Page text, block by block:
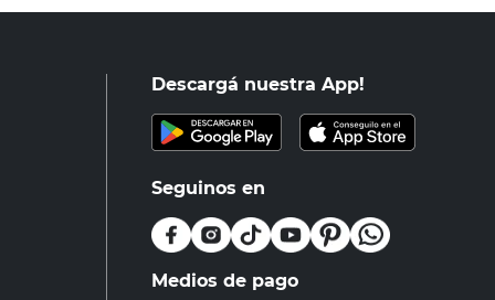
Descargá nuestra App!
Seguinos en
Medios de pago